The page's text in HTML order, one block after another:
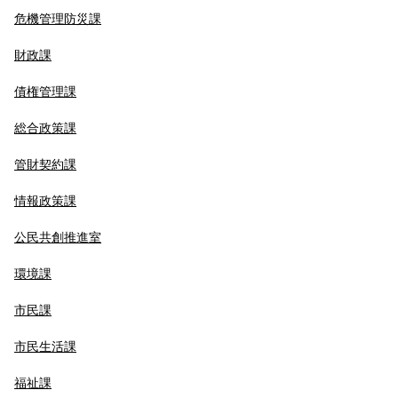
危機管理防災課
財政課
債権管理課
総合政策課
管財契約課
情報政策課
公民共創推進室
環境課
市民課
市民生活課
福祉課